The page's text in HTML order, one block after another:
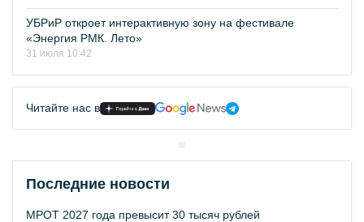
УБРиР откроет интерактивную зону на фестивале
«Энергия РМК. Лето»
31 июля 10:42
Читайте нас в
Последние новости
МРОТ 2027 года превысит 30 тысяч рублей